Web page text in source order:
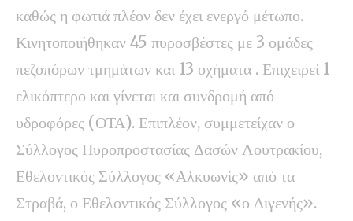
καθώς η φωτιά πλέον δεν έχει ενεργό μέτωπο.
Κινητοποιήθηκαν 45 πυροσβέστες με 3 ομάδες
πεζοπόρων τμημάτων και 13 οχήματα . Επιχειρεί 1
ελικόπτερο και γίνεται και συνδρομή από
υδροφόρες (ΟΤΑ). Επιπλέον, συμμετείχαν ο
Σύλλογος Πυροπροστασίας Δασών Λουτρακίου,
Εθελοντικός Σύλλογος «Αλκυωνίς» από τα
Στραβά, ο Εθελοντικός Σύλλογος «ο Διγενής».